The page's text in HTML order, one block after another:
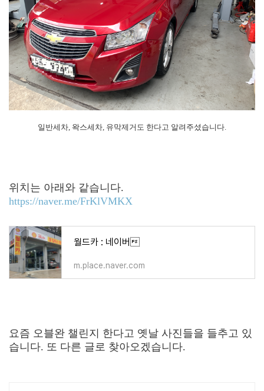
일반세차, 왁스세차, 유막제거도 한다고 알려주셨습니다.
위치는 아래와 같습니다.
https://naver.me/FrKlVMKX
월드카 : 네이버
m.place.naver.com
요즘 오블완 챌린지 한다고 옛날 사진들을 들추고 있
습니다. 또 다른 글로 찾아오겠습니다.